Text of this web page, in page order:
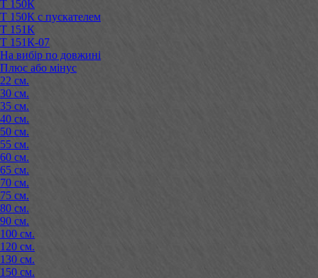
Т 150К
Т 150К с пускателем
Т 151К
Т 151К-07
На вибір по довжині
Плюс або мінус
22 см.
30 см.
35 см.
40 см.
50 см.
55 см.
60 см.
65 см.
70 см.
75 см.
80 см.
90 см.
100 см.
120 см.
130 см.
150 см.